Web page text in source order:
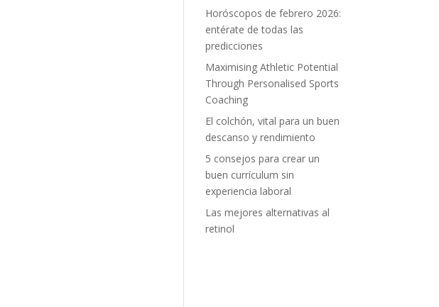
Horóscopos de febrero 2026:
entérate de todas las
predicciones
Maximising Athletic Potential
Through Personalised Sports
Coaching
El colchón, vital para un buen
descanso y rendimiento
5 consejos para crear un
buen currículum sin
experiencia laboral
Las mejores alternativas al
retinol